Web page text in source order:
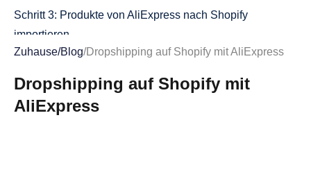
Schritt 3: Produkte von AliExpress nach Shopify
importieren
Schritt 5: Automatisierung der Auftragsabwicklung und -
verfolgung
Zuhause/Blog/Dropshipping auf Shopify mit AliExpress
Dropshipping auf Shopify mit
AliExpress